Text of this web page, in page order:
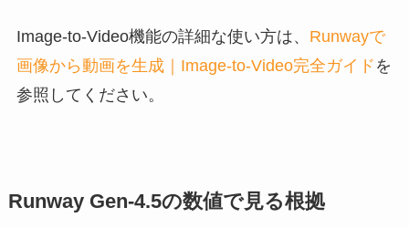
Image-to-Video機能の詳細な使い方は、 Runwayで
画像から動画を生成｜Image-to-Video完全ガイド を
参照してください。
Runway Gen-4.5の数値で見る根拠